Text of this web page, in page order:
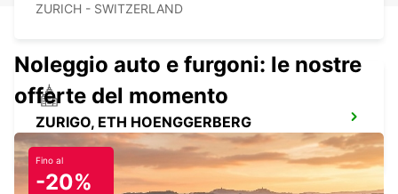
ZURICH - SWITZERLAND
ZURIGO, ETH HOENGGERBERG
ZURICH - SWITZERLAND
Noleggio auto e furgoni: le nostre
offerte del momento
Fino al
-20%